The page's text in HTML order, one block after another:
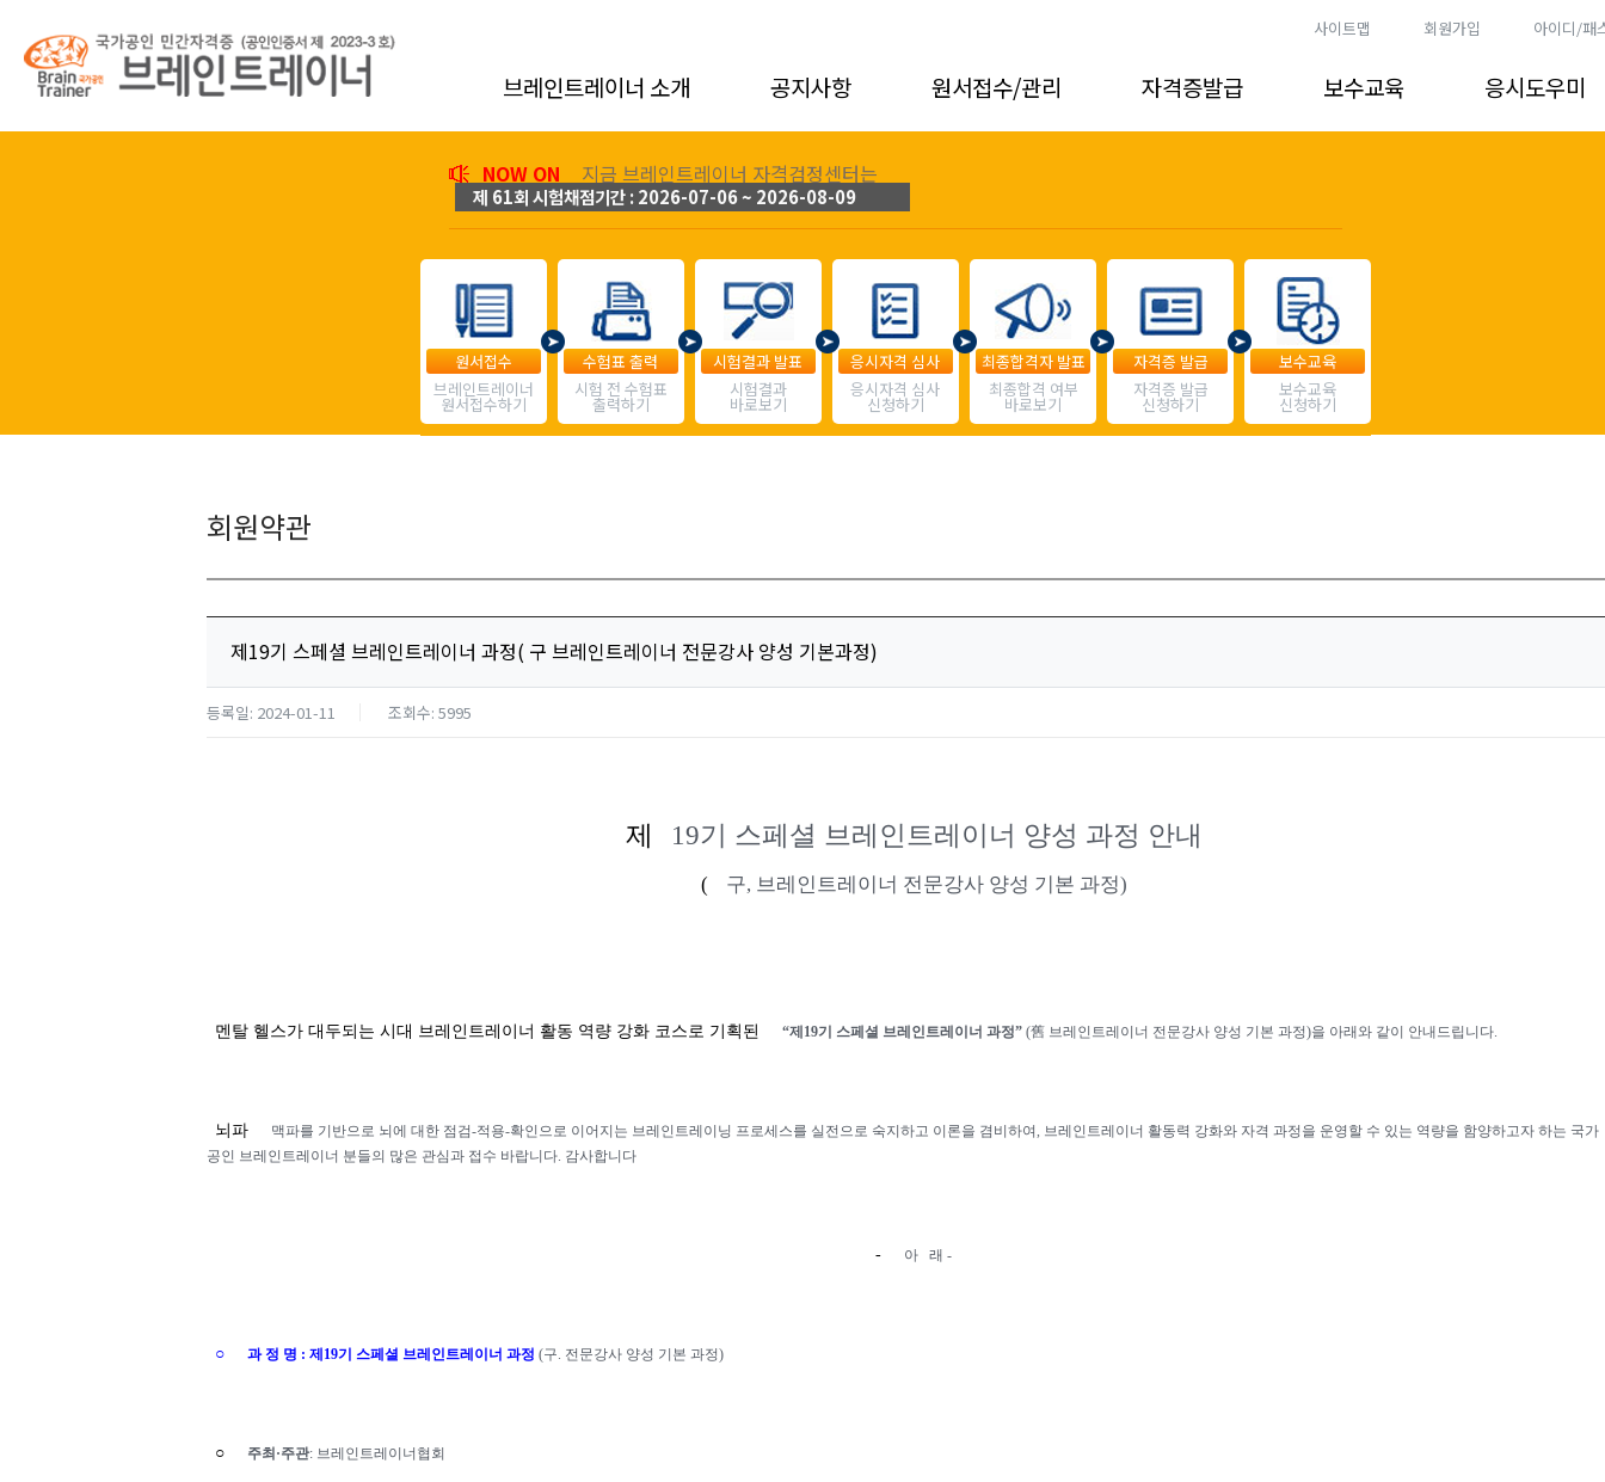
사이트맵 회원가입 아이디/패
브레인트레이너 소개 공지사항 원서접수/관리 자격증발급 보수교육 응시도우미
NOW ON 지금 브레인트레이너 자격검정센터는
제 61회 시험채점기간 : 2026-07-06 ~ 2026-08-09
원서접수
브레인트레이너
원서접수하기
수험표 출력
시험 전 수험표
출력하기
시험결과 발표
시험결과
바로보기
응시자격 심사
응시자격 심사
신청하기
최종합격자 발표
최종합격 여부
바로보기
자격증 발급
자격증 발급
신청하기
보수교육
보수교육
신청하기
회원약관
제19기 스페셜 브레인트레이너 과정( 구 브레인트레이너 전문강사 양성 기본과정)
등록일: 2024-01-11 조회수: 5995
제 19기 스페셜 브레인트레이너 양성 과정 안내
( 구, 브레인트레이너 전문강사 양성 기본 과정)
멘탈 헬스가 대두되는 시대 브레인트레이너 활동 역량 강화 코스로 기획된 “제 19기 스페셜 브레인트레이너 과정” (舊 브레인트레이너 전문강사 양성 기본 과정)을 아래와 같이 안내드립니다.
뇌파 맥파를 기반으로 뇌에 대한 점검-적용-확인으로 이어지는 브레인트레이닝 프로세스를 실전으로 숙지하고 이론을 겸비하여, 브레인트레이너 활동력 강화와 자격 과정을 운영할 수 있는 역량을 함양하고자 하는 국가
공인 브레인트레이너 분들의 많은 관심과 접수 바랍니다. 감사합니다
- 아 래 -
○ 과 정 명 : 제 19기 스페셜 브레인트레이너 과정 (구. 전문강사 양성 기본 과정)
○ 주최 ·주관: 브레인트레이너협회